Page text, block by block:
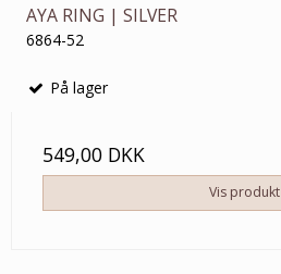
AYA RING | SILVER
6864-52
På lager
549,00 DKK
Vis produkt